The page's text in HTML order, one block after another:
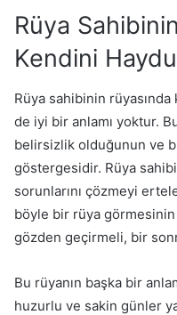
Rüya
Kendini
Rüya sahibinin
de iyi bir anlamı yoktur.
belirsizlik olduğunun ve
göstergesidir. Rüya
sorunlarını çözmeyi
böyle bir rüya görmesinin
gözden geçirmeli, bir
Bu rüyanın başka bir
huzurlu ve sakin günler